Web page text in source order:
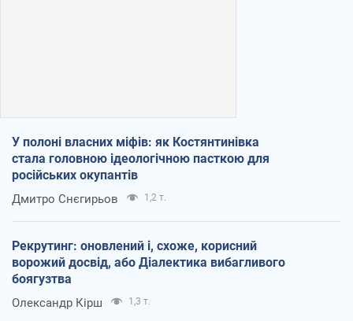
У полоні власних міфів: як Костянтинівка
стала головною ідеологічною пасткою для
російських окупантів
Дмитро Снєгирьов 1,2 т.
Рекрутинг: оновлений і, схоже, корисний
ворожий досвід, або Діалектика вибагливого
боягузтва
Олександр Кірш 1,3 т.